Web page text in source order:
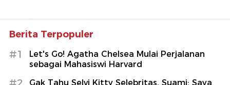
Berita Terpopuler
#1
Let's Go! Agatha Chelsea Mulai Perjalanan
sebagai Mahasiswi Harvard
Gak Tahu Selvi Kitty Selebritas, Suami: Saya